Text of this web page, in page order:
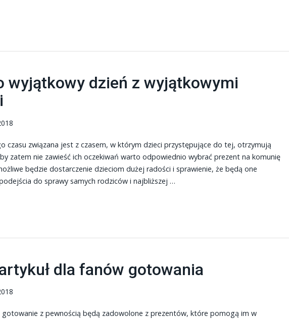
wyjątkowy dzień z wyjątkowymi
czasu związana jest z czasem, w którym dzieci przystępujące do tej, otrzymują
zatem nie zawieść ich oczekiwań warto odpowiednio wybrać prezent na komunię
będzie dostarczenie dzieciom dużej radości i sprawienie, że będą one
do sprawy samych rodziców i najbliższej …
dla fanów gotowania
z pewnością będą zadowolone z prezentów, które pomogą im w